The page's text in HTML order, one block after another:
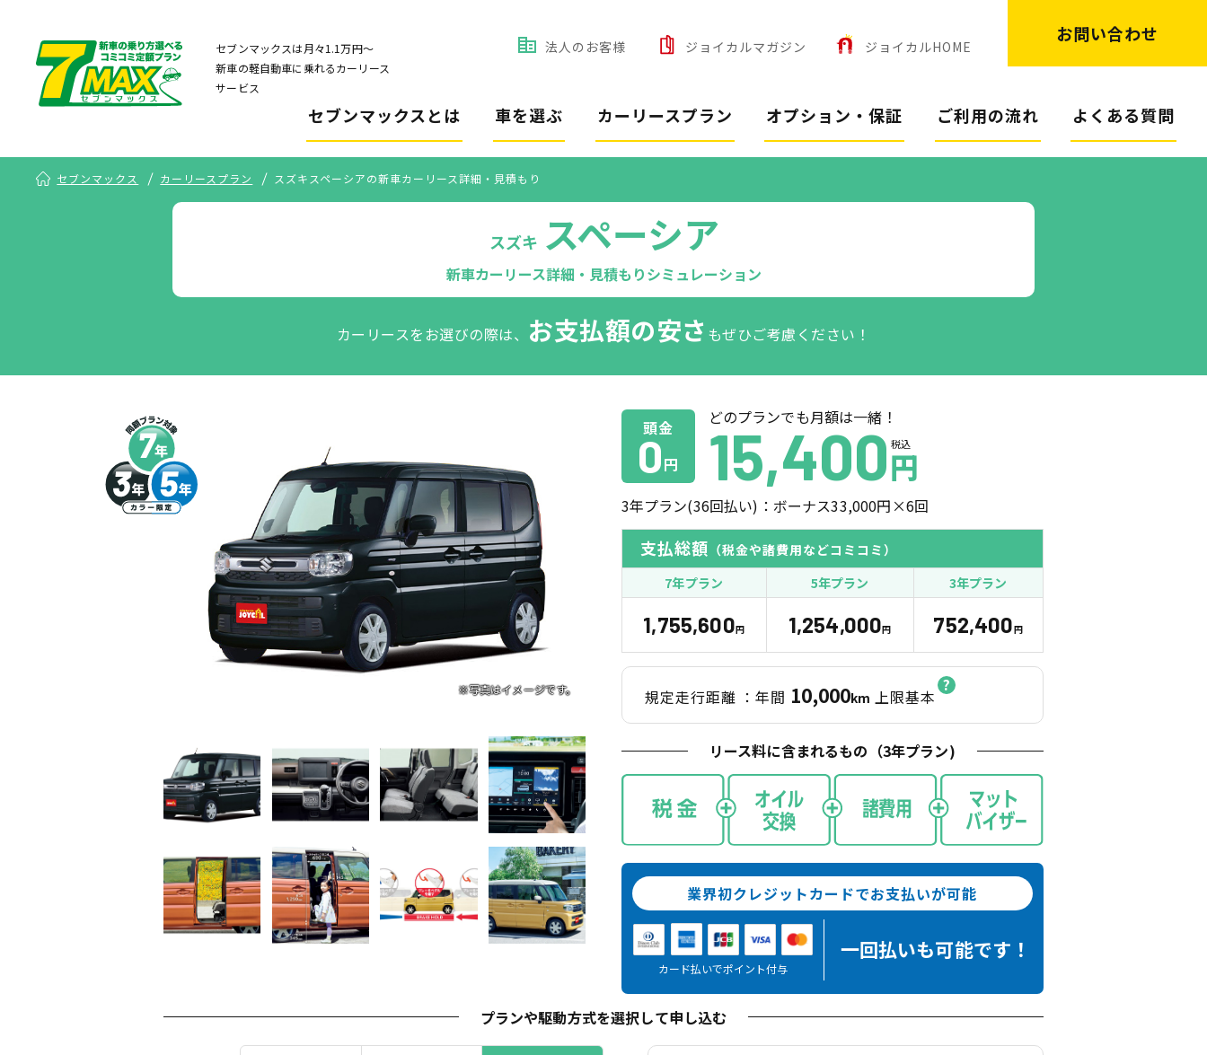
セブンマックスは月々1.1万円〜
新車の軽自動車に乗れるカーリース
サービス
法人のお客様 ジョイカルマガジン ジョイカルHOME
お問い合わせ
セブンマックスとは 車を選ぶ カーリースプラン オプション・保証 ご利用の流れ よくある質問
セブンマックス カーリースプラン スズキスペーシアの新車カーリース詳細・見積もり
スズキ スペーシア
新車カーリース詳細・見積もりシミュレーション
カーリースをお選びの際は、 お支払額の安さ もぜひご考慮ください！
頭金
0円
どのプランでも月額は一緒！
15,400 税込
円
3年プラン(36回払い)：ボーナス33,000円×6回
支払総額 （税金や諸費用などコミコミ）
7年プラン
5年プラン 3年プラン
1,755,600円 1,254,000円 752,400円
規定走行距離 ：年間 10,000km 上限基本
リース料に含まれるもの（3年プラン)
業界初クレジットカードでお支払いが可能
カード払いでポイント付与
一回払いも可能です！
プランや駆動方式を選択して申し込む